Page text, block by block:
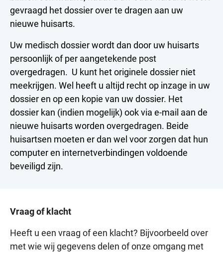
gevraagd het dossier over te dragen aan uw
nieuwe huisarts.
Uw medisch dossier wordt dan door uw huisarts
persoonlijk of per aangetekende post
overgedragen. U kunt het originele dossier niet
meekrijgen. Wel heeft u altijd recht op inzage in uw
dossier en op een kopie van uw dossier. Het
dossier kan (indien mogelijk) ook via e-mail aan de
nieuwe huisarts worden overgedragen. Beide
huisartsen moeten er dan wel voor zorgen dat hun
computer en internetverbindingen voldoende
beveiligd zijn.
Vraag of klacht
Heeft u een vraag of een klacht? Bijvoorbeeld over
met wie wij gegevens delen of onze omgang met